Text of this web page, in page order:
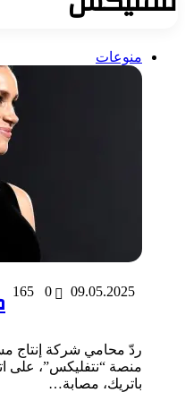
منوعات
09.05.2025
0
165
ردّ محامي شركة إنتاج
منصة “نتفليكس”، على
باتريك، مصابة…